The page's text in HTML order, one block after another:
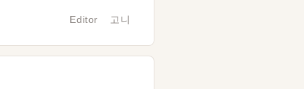
Editor 고니